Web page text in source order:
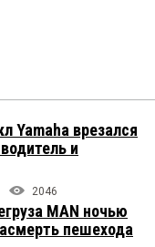
Yamaha врезался
и
2046
MAN ночью
пешехода